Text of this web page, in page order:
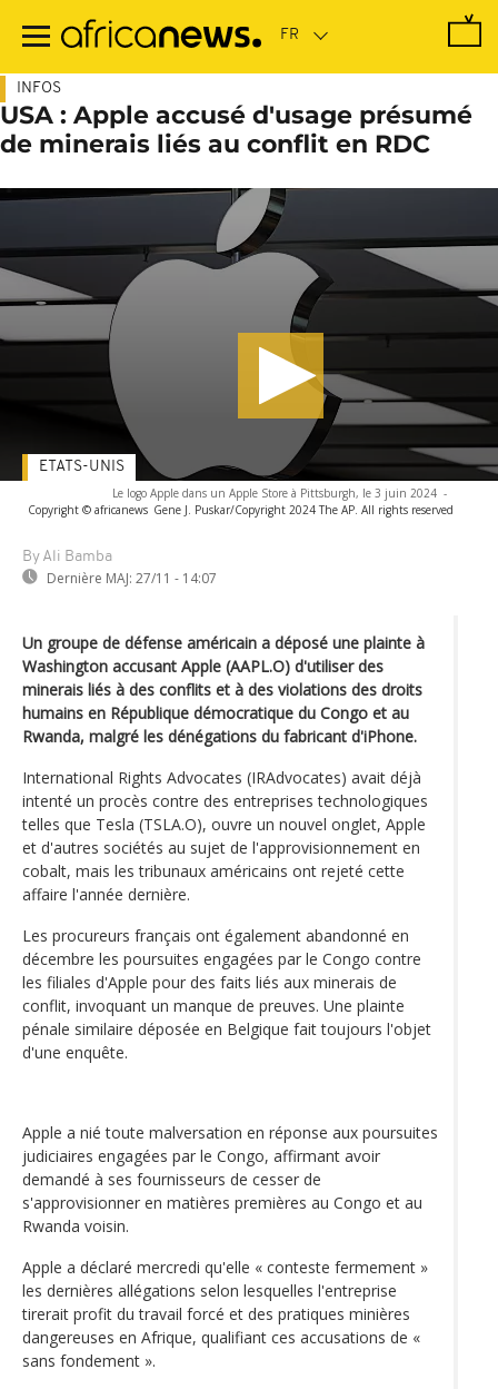
contenu
INFOS
USA : Apple accusé d'usage présumé
de minerais liés au conflit en RDC
Le logo Apple dans un Apple Store à Pittsburgh, le 3 juin 2024 -
Copyright © africanews Gene J. Puskar/Copyright 2024 The AP. All rights reserved
By Ali Bamba
Dernière MAJ: 27/11 - 14:07
ETATS-UNIS
Un groupe de défense américain a déposé une plainte à
Washington accusant Apple (AAPL.O) d'utiliser des
minerais liés à des conflits et à des violations des droits
humains en République démocratique du Congo et au
Rwanda, malgré les dénégations du fabricant d'iPhone.
International Rights Advocates (IRAdvocates) avait déjà
intenté un procès contre des entreprises technologiques
telles que Tesla (TSLA.O), ouvre un nouvel onglet, Apple
et d'autres sociétés au sujet de l'approvisionnement en
cobalt, mais les tribunaux américains ont rejeté cette
affaire l'année dernière.
Les procureurs français ont également abandonné en
décembre les poursuites engagées par le Congo contre
les filiales d'Apple pour des faits liés aux minerais de
conflit, invoquant un manque de preuves. Une plainte
pénale similaire déposée en Belgique fait toujours l'objet
d'une enquête.
Apple a nié toute malversation en réponse aux poursuites
judiciaires engagées par le Congo, affirmant avoir
demandé à ses fournisseurs de cesser de
s'approvisionner en matières premières au Congo et au
Rwanda voisin.
Apple a déclaré mercredi qu'elle « conteste fermement »
les dernières allégations selon lesquelles l'entreprise
tirerait profit du travail forcé et des pratiques minières
dangereuses en Afrique, qualifiant ces accusations de «
sans fondement ».